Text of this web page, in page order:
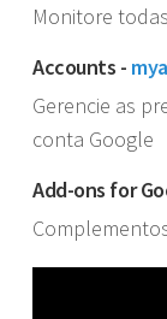
Monitore
Accounts -
Gerencie as
conta Google
Add-ons for